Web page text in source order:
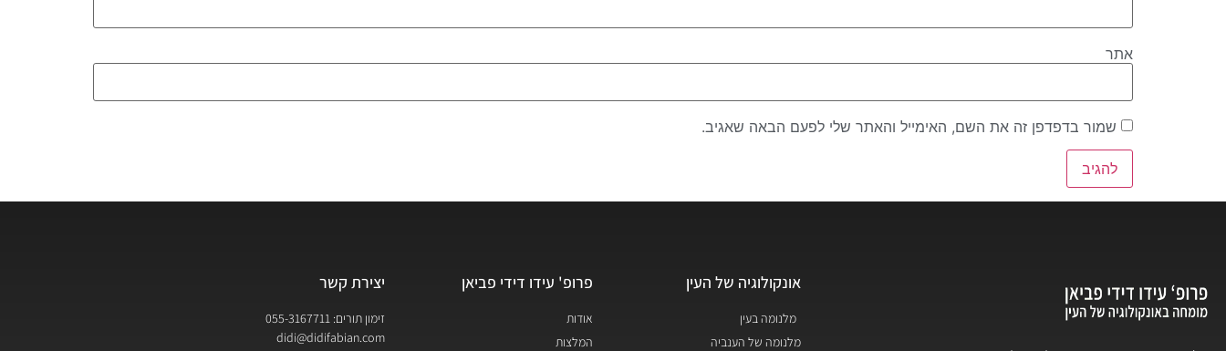
אתר
שמור בדפדפן זה את השם, האימייל והאתר שלי לפעם הבאה שאגיב.
אונקולוגיה של העין
מלנומה בעין
מלנומה של הענביה
פרופ' עידו דידי פביאן
אודות
המלצות
יצירת קשר
זימון תורים: 055-3167711
didi@didifabian.com